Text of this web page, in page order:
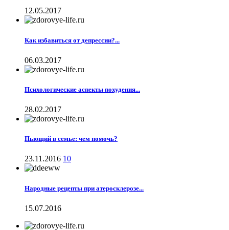
12.05.2017
Как избавиться от депрессии?...
06.03.2017
Психологические аспекты похудения...
28.02.2017
Пьющий в семье: чем помочь?
23.11.2016 10
Народные рецепты при атеросклерозе...
15.07.2016